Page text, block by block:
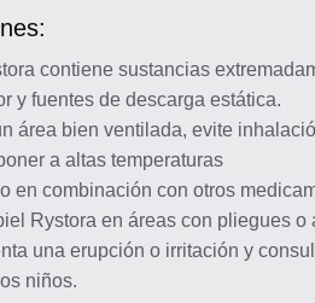
contiene sustancias
y fuentes de descarga estática.
área bien ventilada, evite
a altas temperaturas
en combinación con otros
Rystora en áreas con pliegues
una erupción o irritación y
niños.